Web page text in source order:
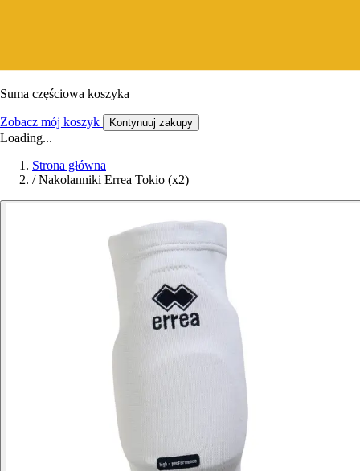
Suma częściowa koszyka
Zobacz mój koszyk Kontynuuj zakupy
Loading...
Strona główna
/ Nakolanniki Errea Tokio (x2)